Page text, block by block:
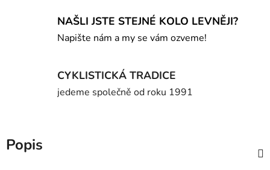
NAŠLI JSTE STEJNÉ KOLO LEVNĚJI?
Napište nám a my se vám ozveme!
CYKLISTICKÁ TRADICE
jedeme společně od roku 1991
Popis